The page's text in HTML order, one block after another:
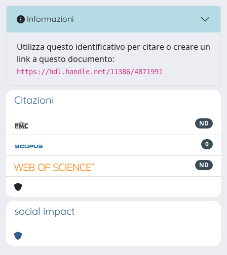
Informazioni
Utilizza questo identificativo per citare o creare un
link a questo documento:
https://hdl.handle.net/11386/4871991
Citazioni
ND
0
ND
social impact